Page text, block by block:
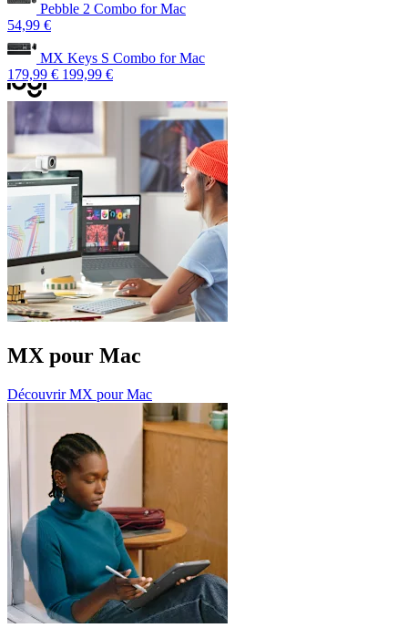
Pebble 2 Combo for Mac
54,99 €
MX Keys S Combo for Mac
179,99 € 199,99 €
MX pour Mac
Découvrir MX pour Mac